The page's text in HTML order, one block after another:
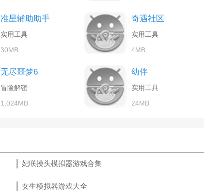
准星辅助助手
实用工具
30MB
奇遇社区
实用工具
4MB
无尽噩梦6
冒险解密
1,024MB
幼伴
实用工具
24MB
妃咲摸头模拟器游戏合集
女生模拟器游戏大全